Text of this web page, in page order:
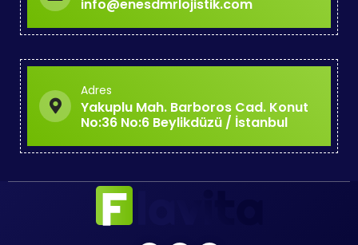
info@enesdmrlojistik.com
Adres
Yakuplu Mah. Barboros Cad. Konut
No:36 No:6 Beylikdüzü / İstanbul